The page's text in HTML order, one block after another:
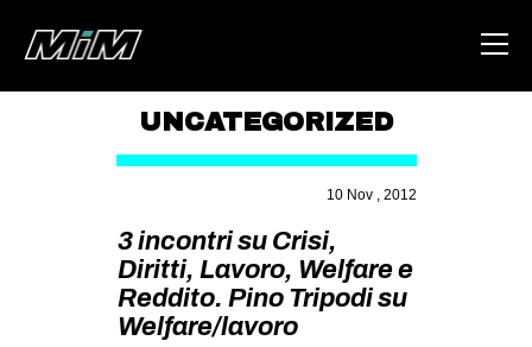
AREA
DEGENERAZIONE
GAZA FREESTYLE
UNCATEGORIZED
10 Nov , 2012
3 incontri su Crisi,
Diritti, Lavoro, Welfare e
Reddito. Pino Tripodi su
Welfare/lavoro